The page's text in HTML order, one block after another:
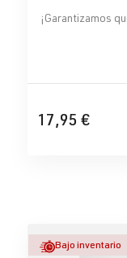
¡Garantizamos
17,95 €
Bajo inventario